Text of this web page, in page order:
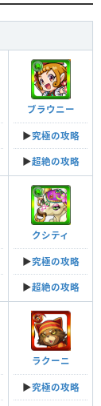
ブラウニー
▶︎究極の攻略
▶︎超絶の攻略
クシティ
▶︎究極の攻略
▶︎超絶の攻略
ラクーニ
▶︎究極の攻略